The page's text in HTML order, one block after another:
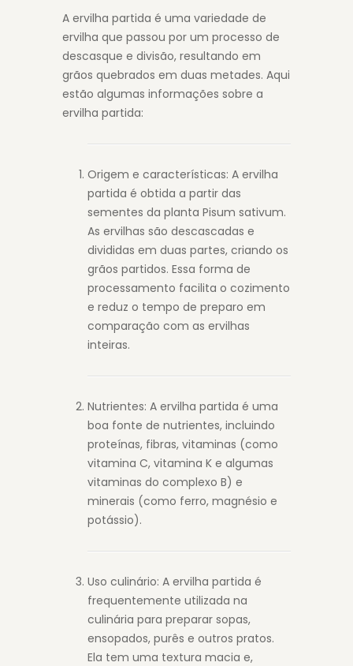
A ervilha partida é uma variedade de
ervilha que passou por um processo de
descasque e divisão, resultando em
grãos quebrados em duas metades. Aqui
estão algumas informações sobre a
ervilha partida:
Origem e características: A ervilha
partida é obtida a partir das
sementes da planta Pisum sativum.
As ervilhas são descascadas e
divididas em duas partes, criando os
grãos partidos. Essa forma de
processamento facilita o cozimento
e reduz o tempo de preparo em
comparação com as ervilhas
inteiras.
Nutrientes: A ervilha partida é uma
boa fonte de nutrientes, incluindo
proteínas, fibras, vitaminas (como
vitamina C, vitamina K e algumas
vitaminas do complexo B) e
minerais (como ferro, magnésio e
potássio).
Uso culinário: A ervilha partida é
frequentemente utilizada na
culinária para preparar sopas,
ensopados, purês e outros pratos.
Ela tem uma textura macia e,